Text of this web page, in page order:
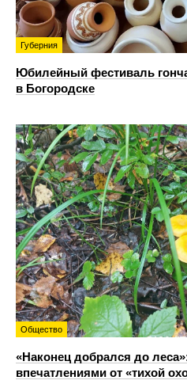
Губерния
Юбилейный фестиваль
в Богородске
Общество
«Наконец добрался до
впечатлениями от «тихой